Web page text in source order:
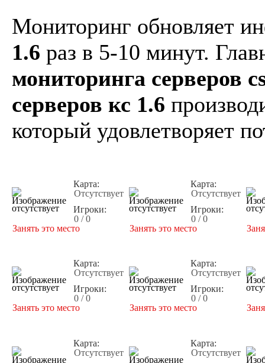
Мониторинг обновляет
1.6 раз в 5-10 минут.
мониторинга серверов
серверов кс 1.6
который удовлетворяет
Карта:
Отсутствует
Игроки:
0 / 0
Занять это место
Карта:
Отсутствует
Игроки:
0 / 0
Занять это место
Карта:
Отсутствует
Игроки:
0 / 0
Занять это место
Карта:
Отсутствует
Игроки:
0 / 0
Занять это место
Карта:
Отсутствует
Карта:
Отсутствует